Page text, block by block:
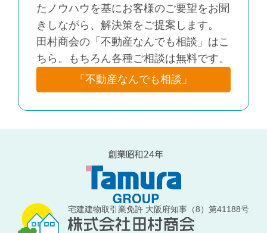
たノウハウを基にお客様のご要望をお聞
きしながら、解決策をご提案します。
田村商会の「不動産なんでも相談」はこ
ちら。もちろん各種ご相談は無料です。
「不動産なんでも相談」
宅建建物取引業免許 大阪府知事（8）第41188号